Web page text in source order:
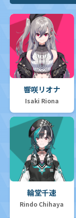
響咲リオナ
Isaki Riona
輪堂千速
Rindo Chihaya